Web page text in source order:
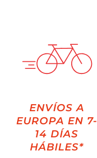
ENVÍOS A
EUROPA EN 7-
14 DÍAS
HÁBILES*